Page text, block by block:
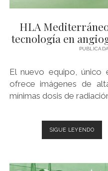
HLA
tecnología en
El nuevo equipo, único
ofrece imágenes de
mínimas dosis de
SIGUE LEYENDOHLA